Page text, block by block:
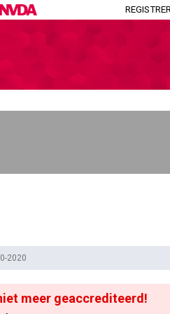
2020
meer geaccrediteerd!